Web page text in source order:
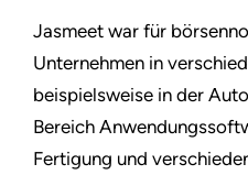
Jasmeet war für
Unternehmen in
beispielsweise in der
Bereich
Fertigung und